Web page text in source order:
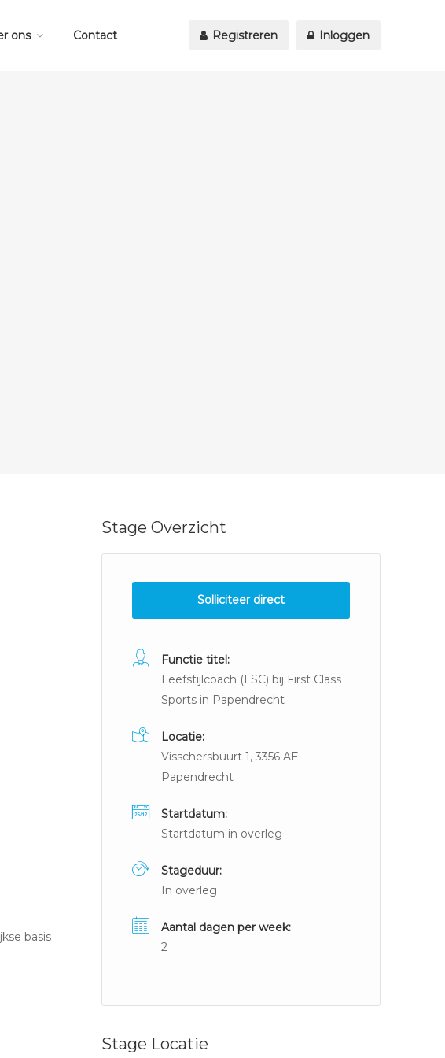
ons Contact Registreren Inloggen
basis
Stage Overzicht
Solliciteer direct
Functie titel:
Leefstijlcoach (LSC) bij First Class
Sports in Papendrecht
Locatie:
Visschersbuurt 1, 3356 AE
Papendrecht
Startdatum:
Startdatum in overleg
Stageduur:
In overleg
Aantal dagen per week:
2
Stage Locatie